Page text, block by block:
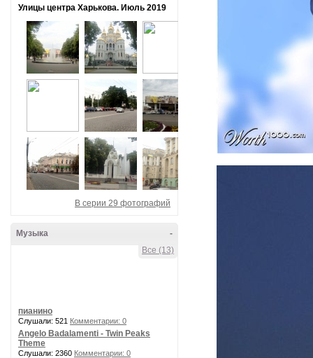
Улицы центра Харькова. Июль 2019
В серии 29 фотографий
-
Музыка
Все (13)
пианино
Слушали: 521 Комментарии: 0
Angelo Badalamenti - Twin Peaks
Theme
Слушали: 2360 Комментарии: 0